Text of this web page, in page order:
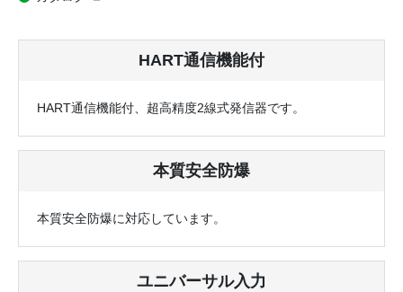
HART通信機能付
HART通信機能付、超高精度2線式発信器です。
本質安全防爆
本質安全防爆に対応しています。
ユニバーサル入力